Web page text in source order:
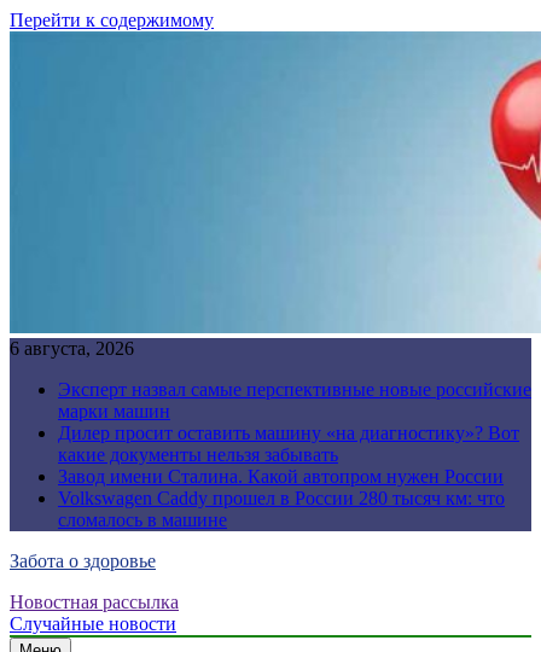
Перейти к содержимому
6 августа, 2026
Эксперт назвал самые перспективные новые российские
марки машин
Дилер просит оставить машину «на диагностику»? Вот
какие документы нельзя забывать
Завод имени Сталина. Какой автопром нужен России
Volkswagen Caddy прошел в России 280 тысяч км: что
сломалось в машине
Забота о здоровье
Новостная рассылка
Случайные новости